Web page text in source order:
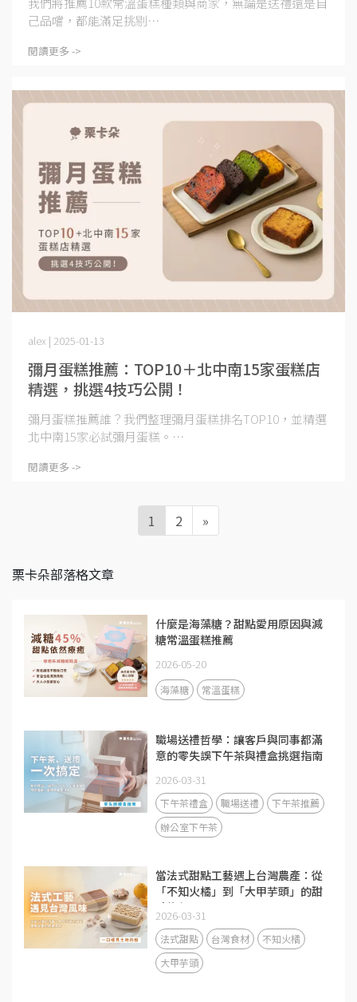
己品嚐，都能滿足挑剔⋯
閱讀更多 ->
彌月蛋糕推薦：TOP10＋北中南15家蛋糕店
精選，挑選4技巧公開！
alex | 2025-01-13
彌月蛋糕推薦誰？我們整理彌月蛋糕排名TOP10，並精選
北中南15家必試彌月蛋糕。⋯
閱讀更多 ->
1 2 »
栗卡朵部落格文章
什麼是海藻糖？甜點愛用原因與減
糖常溫蛋糕推薦
2026-05-20
海藻糖 常溫蛋糕
職場送禮哲學：讓客戶與同事都滿
意的零失誤下午茶與禮盒挑選指南
2026-03-31
下午茶禮盒 職場送禮
下午茶推薦
辦公室下午茶
當法式甜點工藝遇上台灣農產：從
「不知火橘」到「大甲芋頭」的甜
點旅程
2026-03-31
法式甜點 台灣食材
不知火橘
大甲芋頭